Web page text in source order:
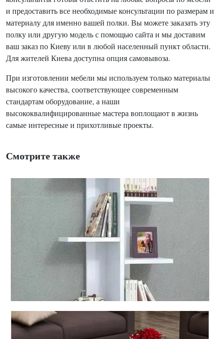
и предоставить все необходимые консультации по размерам и
материалу для именно вашей полки. Вы можете заказать эту
полку или другую модель с помощью сайта и мы доставим
ваш заказ по Киеву или в любой населенный пункт области.
Для жителей Киева доступна опция самовывоза.
При изготовлении мебели мы используем только материалы
высокого качества, соответствующее современным
стандартам оборудование, а наши
высококвалифицированные мастера воплощают в жизнь
самые интересные и прихотливые проекты.
Смотрите также